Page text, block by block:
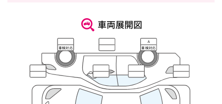
車両展開図
車検対応
A
車検対応